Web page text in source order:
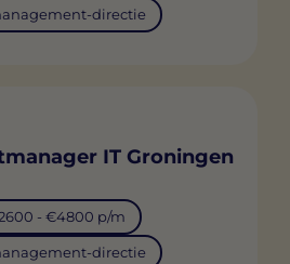
directie
IT Groningen
- €4800 p/m
directie